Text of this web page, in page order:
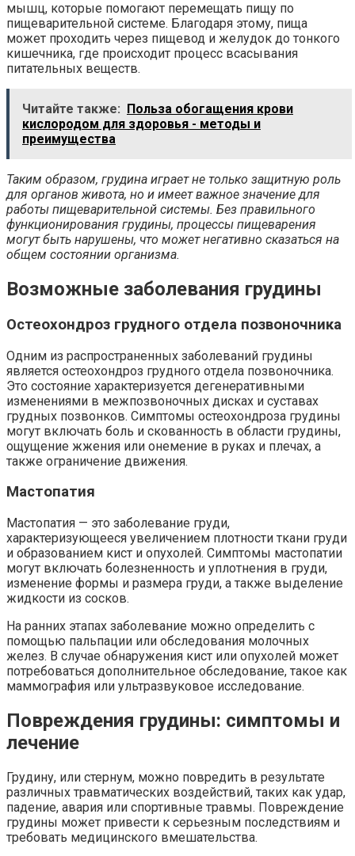
мышц, которые помогают перемещать пищу по
пищеварительной системе. Благодаря этому, пища
может проходить через пищевод и желудок до тонкого
кишечника, где происходит процесс всасывания
питательных веществ.
Читайте также: Польза обогащения крови
кислородом для здоровья - методы и
преимущества
Таким образом, грудина играет не только защитную роль
для органов живота, но и имеет важное значение для
работы пищеварительной системы. Без правильного
функционирования грудины, процессы пищеварения
могут быть нарушены, что может негативно сказаться на
общем состоянии организма.
Возможные заболевания грудины
Остеохондроз грудного отдела позвоночника
Одним из распространенных заболеваний грудины
является остеохондроз грудного отдела позвоночника.
Это состояние характеризуется дегенеративными
изменениями в межпозвоночных дисках и суставах
грудных позвонков. Симптомы остеохондроза грудины
могут включать боль и скованность в области грудины,
ощущение жжения или онемение в руках и плечах, а
также ограничение движения.
Мастопатия
Мастопатия — это заболевание груди,
характеризующееся увеличением плотности ткани груди
и образованием кист и опухолей. Симптомы мастопатии
могут включать болезненность и уплотнения в груди,
изменение формы и размера груди, а также выделение
жидкости из сосков.
На ранних этапах заболевание можно определить с
помощью пальпации или обследования молочных
желез. В случае обнаружения кист или опухолей может
потребоваться дополнительное обследование, такое как
маммография или ультразвуковое исследование.
Повреждения грудины: симптомы и
лечение
Грудину, или стернум, можно повредить в результате
различных травматических воздействий, таких как удар,
падение, авария или спортивные травмы. Повреждение
грудины может привести к серьезным последствиям и
требовать медицинского вмешательства.